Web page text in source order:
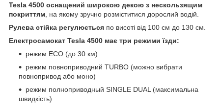
Tesla 4500 оснащений широкою декою з нескользящим
покриттям , на якому зручно розміститися дорослий водій.
Рулева стійка регулюється по висоті від 100 см до 130 см.
Електросамокат Tesla 4500 має три режими їзди:
режим ЕСО (до 30 км)
режим повноприводний TURBO (можно вибрати
повнопривод або моно)
режим полноприводный SINGLE DUAL (максимальна
швидкість)